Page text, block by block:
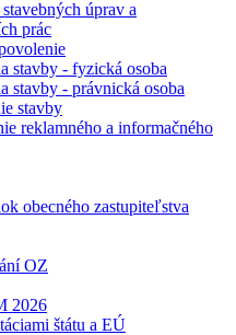
úprav a
prác
stavby - fyzická osoba
stavby - právnická osoba
stavby
reklamného a informačného
obecného zastupiteľstva
OZ
2026
štátu a EÚ